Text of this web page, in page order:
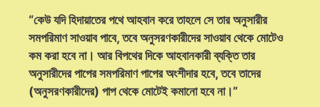
“কেউ যদি হিদায়াতের পথে আহবান করে তাহলে সে তার অনুসারীর
সমপরিমাণ সাওয়াব পাবে, তবে অনুসরণকারীদের সাওয়াব থেকে মোটেও
কম করা হবে না। আর বিপথের দিকে আহবানকারী ব্যক্তি তার
অনুসারীদের পাপের সমপরিমাণ পাপের অংশীদার হবে, তবে তাদের
(অনুসরণকারীদের) পাপ থেকে মোটেই কমানো হবে না।”